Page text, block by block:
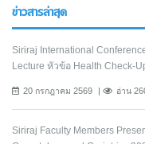
ข่าวสารล่าสุด
Siriraj International
Lecture หัวข้อ Health Check-
20 กรกฎาคม 2569 อ่าน
Siriraj Faculty Members